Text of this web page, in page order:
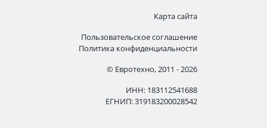
Карта сайта
Пользовательское соглашение
Политика конфиденциальности
© Евротехно, 2011 - 2026
ИНН: 183112541688
ЕГНИП: 319183200028542